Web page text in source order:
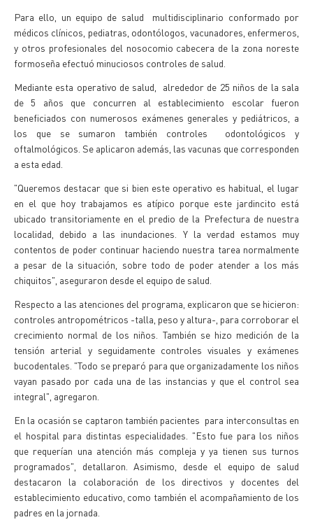
Para ello, un equipo de salud multidisciplinario conformado por
médicos clínicos, pediatras, odontólogos, vacunadores, enfermeros,
y otros profesionales del nosocomio cabecera de la zona noreste
formoseña efectuó minuciosos controles de salud.
Mediante esta operativo de salud, alrededor de 25 niños de la sala
de 5 años que concurren al establecimiento escolar fueron
beneficiados con numerosos exámenes generales y pediátricos, a
los que se sumaron también controles odontológicos y
oftalmológicos. Se aplicaron además, las vacunas que corresponden
a esta edad.
"Queremos destacar que si bien este operativo es habitual, el lugar
en el que hoy trabajamos es atípico porque este jardincito está
ubicado transitoriamente en el predio de la Prefectura de nuestra
localidad, debido a las inundaciones. Y la verdad estamos muy
contentos de poder continuar haciendo nuestra tarea normalmente
a pesar de la situación, sobre todo de poder atender a los más
chiquitos", aseguraron desde el equipo de salud.
Respecto a las atenciones del programa, explicaron que se hicieron:
controles antropométricos -talla, peso y altura-, para corroborar el
crecimiento normal de los niños. También se hizo medición de la
tensión arterial y seguidamente controles visuales y exámenes
bucodentales. "Todo se preparó para que organizadamente los niños
vayan pasado por cada una de las instancias y que el control sea
integral", agregaron.
En la ocasión se captaron también pacientes para interconsultas en
el hospital para distintas especialidades. "Esto fue para los niños
que requerían una atención más compleja y ya tienen sus turnos
programados", detallaron. Asimismo, desde el equipo de salud
destacaron la colaboración de los directivos y docentes del
establecimiento educativo, como también el acompañamiento de los
padres en la jornada.